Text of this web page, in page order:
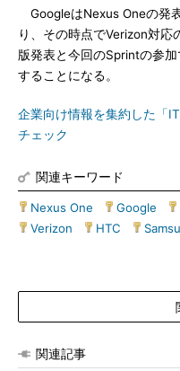
GoogleはNexus Oneの発
り、その時点でVerizon対応
版発表と今回のSprintの参
することになる。
企業向け情報を集約した「
チェック
関連キーワード
Nexus One Google
Verizon
HTC
関連記事